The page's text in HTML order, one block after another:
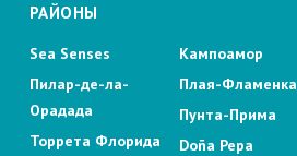
РАЙОНЫ
Sea Senses
Пилар-де-ла-
Орадада
Торрета Флорида
Кампоамор
Плая-Фламенка
Пунта-Прима
Doña Pepa